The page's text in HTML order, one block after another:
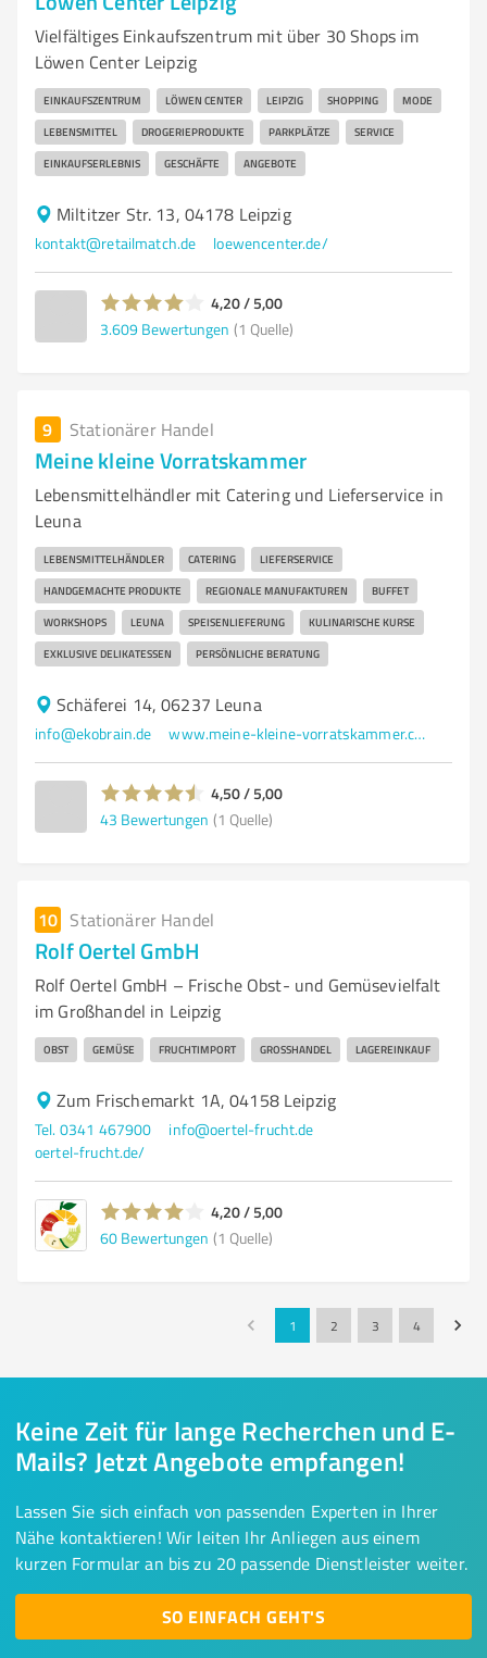
Vielfältiges Einkaufszentrum mit über 30 Shops im
Löwen Center Leipzig
EINKAUFSZENTRUM LÖWEN CENTER LEIPZIG SHOPPING MODE
LEBENSMITTEL DROGERIEPRODUKTE PARKPLÄTZE SERVICE
EINKAUFSERLEBNIS GESCHÄFTE ANGEBOTE
Miltitzer Str. 13, 04178 Leipzig
kontakt@retailmatch.de loewencenter.de/
4,20 / 5,00
3.609 Bewertungen (1 Quelle)
9 Stationärer Handel
Meine kleine Vorratskammer
Lebensmittelhändler mit Catering und Lieferservice in
Leuna
LEBENSMITTELHÄNDLER CATERING LIEFERSERVICE
HANDGEMACHTE PRODUKTE REGIONALE MANUFAKTUREN BUFFET
WORKSHOPS LEUNA SPEISENLIEFERUNG KULINARISCHE KURSE
EXKLUSIVE DELIKATESSEN PERSÖNLICHE BERATUNG
Schäferei 14, 06237 Leuna
info@ekobrain.de www.meine-kleine-vorratskammer.com/
4,50 / 5,00
43 Bewertungen (1 Quelle)
10 Stationärer Handel
Rolf Oertel GmbH
Rolf Oertel GmbH – Frische Obst- und Gemüsevielfalt
im Großhandel in Leipzig
OBST GEMÜSE FRUCHTIMPORT GROSSHANDEL LAGEREINKAUF
Zum Frischemarkt 1A, 04158 Leipzig
Tel. 0341 467900
info@oertel-frucht.de
oertel-frucht.de/
4,20 / 5,00
60 Bewertungen (1 Quelle)
1 2 3 4
Keine Zeit für lange Recherchen und E-
Mails? Jetzt Angebote empfangen!
Lassen Sie sich einfach von passenden Experten in Ihrer
Nähe kontaktieren! Wir leiten Ihr Anliegen aus einem
kurzen Formular an bis zu 20 passende Dienstleister weiter.
SO EINFACH GEHT'S